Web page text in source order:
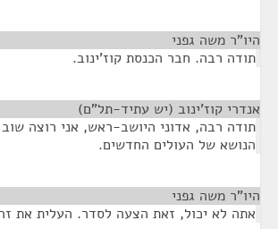
היו"ר משה גפני
תודה רבה. חבר הכנסת קוז'ינוב.
אנדרי קוז'ינוב (יש עתיד-תל"ם)
תודה רבה, אדוני היושב-ראש, אני רוצה
הנושא של העולים החדשים.
היו"ר משה גפני
אתה לא יכול, זאת הצעה לסדר. העלית את